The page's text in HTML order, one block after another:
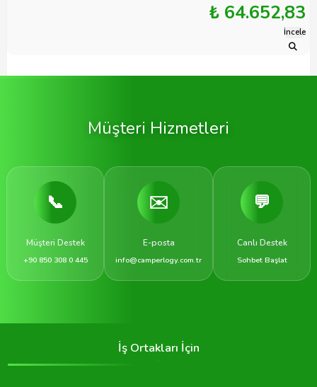
₺ 64.652,83
İncele
Müşteri Hizmetleri
📞
Müşteri Destek
+90 850 308 0 445
✉️
E-posta
info@camperlogy.com.tr
💬
Canlı Destek
Sohbet Başlat
İş Ortakları İçin